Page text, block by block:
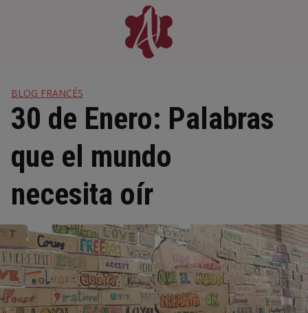
BLOG FRANCÉS
30 de Enero: Palabras
que el mundo
necesita oír